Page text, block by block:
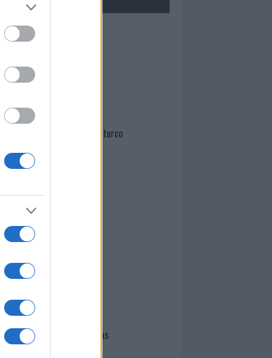
Mario Malu
Paolo Pinna
Martina Agostina Diturco
I nostri cari
Giovannimaria Cabras